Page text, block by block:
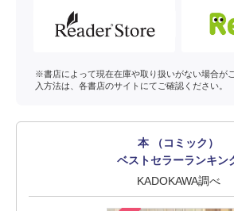
※書店によって現在在庫や取り扱いがない場合が
入方法は、各書店のサイトにてご確認ください。
本 （コミック）
ベストセラーランキン
KADOKAWA調べ